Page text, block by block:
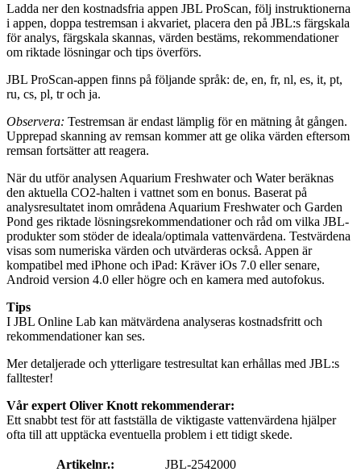
Ladda ner den kostnadsfria appen JBL ProScan, följ instruktionerna
i appen, doppa testremsan i akvariet, placera den på JBL:s färgskala
för analys, färgskala skannas, värden bestäms, rekommendationer
om riktade lösningar och tips överförs.
JBL ProScan-appen finns på följande språk: de, en, fr, nl, es, it, pt,
ru, cs, pl, tr och ja.
Observera: Testremsan är endast lämplig för en mätning åt gången.
Upprepad skanning av remsan kommer att ge olika värden eftersom
remsan fortsätter att reagera.
När du utför analysen Aquarium Freshwater och Water beräknas
den aktuella CO2-halten i vattnet som en bonus. Baserat på
analysresultatet inom områdena Aquarium Freshwater och Garden
Pond ges riktade lösningsrekommendationer och råd om vilka JBL-
produkter som stöder de ideala/optimala vattenvärdena. Testvärdena
visas som numeriska värden och utvärderas också. Appen är
kompatibel med iPhone och iPad: Kräver iOs 7.0 eller senare,
Android version 4.0 eller högre och en kamera med autofokus.
Tips
I JBL Online Lab kan mätvärdena analyseras kostnadsfritt och
rekommendationer kan ses.
Mer detaljerade och ytterligare testresultat kan erhållas med JBL:s
falltester!
Vår expert Oliver Knott rekommenderar:
Ett snabbt test för att fastställa de viktigaste vattenvärdena hjälper
ofta till att upptäcka eventuella problem i ett tidigt skede.
Artikelnr.:
JBL-2542000